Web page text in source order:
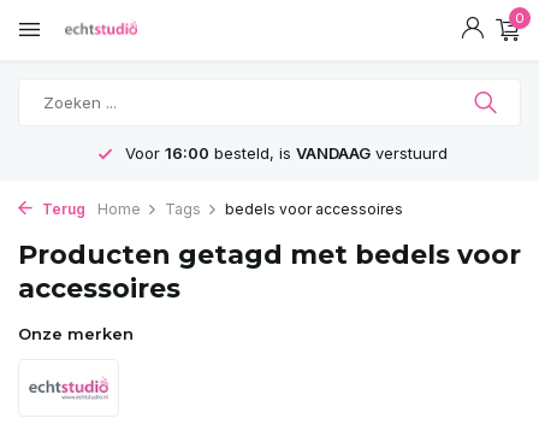
0
Voor 16:00 besteld, is VANDAAGverstuurd
Terug Home Tags bedels voor accessoires
Producten getagd met bedels voor
accessoires
Onze merken